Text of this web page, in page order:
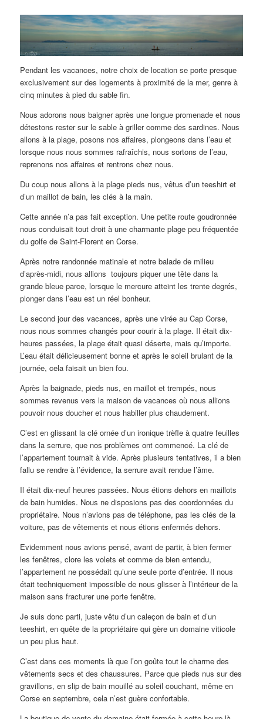
Pendant les vacances, notre choix de location se porte presque
exclusivement sur des logements à proximité de la mer, genre à
cinq minutes à pied du sable fin.
Nous adorons nous baigner après une longue promenade et nous
détestons rester sur le sable à griller comme des sardines. Nous
allons à la plage, posons nos affaires, plongeons dans l’eau et
lorsque nous nous sommes rafraîchis, nous sortons de l’eau,
reprenons nos affaires et rentrons chez nous.
Du coup nous allons à la plage pieds nus, vêtus d’un teeshirt et
d’un maillot de bain, les clés à la main.
Cette année n’a pas fait exception. Une petite route goudronnée
nous conduisait tout droit à une charmante plage peu fréquentée
du golfe de Saint-Florent en Corse.
Après notre randonnée matinale et notre balade de milieu
d’après-midi, nous allions toujours piquer une tête dans la
grande bleue parce, lorsque le mercure atteint les trente degrés,
plonger dans l’eau est un réel bonheur.
Le second jour des vacances, après une virée au Cap Corse,
nous nous sommes changés pour courir à la plage. Il était dix-
heures passées, la plage était quasi déserte, mais qu’importe.
L’eau était délicieusement bonne et après le soleil brulant de la
journée, cela faisait un bien fou.
Après la baignade, pieds nus, en maillot et trempés, nous
sommes revenus vers la maison de vacances où nous allions
pouvoir nous doucher et nous habiller plus chaudement.
C’est en glissant la clé ornée d’un ironique trèfle à quatre feuilles
dans la serrure, que nos problèmes ont commencé. La clé de
l’appartement tournait à vide. Après plusieurs tentatives, il a bien
fallu se rendre à l’évidence, la serrure avait rendue l’âme.
Il était dix-neuf heures passées. Nous étions dehors en maillots
de bain humides. Nous ne disposions pas des coordonnées du
propriétaire. Nous n’avions pas de téléphone, pas les clés de la
voiture, pas de vêtements et nous étions enfermés dehors.
Evidemment nous avions pensé, avant de partir, à bien fermer
les fenêtres, clore les volets et comme de bien entendu,
l’appartement ne possédait qu’une seule porte d’entrée. Il nous
était techniquement impossible de nous glisser à l’intérieur de la
maison sans fracturer une porte fenêtre.
Je suis donc parti, juste vêtu d’un caleçon de bain et d’un
teeshirt, en quête de la propriétaire qui gère un domaine viticole
un peu plus haut.
C’est dans ces moments là que l’on goûte tout le charme des
vêtements secs et des chaussures. Parce que pieds nus sur des
gravillons, en slip de bain mouillé au soleil couchant, même en
Corse en septembre, cela n’est guère confortable.